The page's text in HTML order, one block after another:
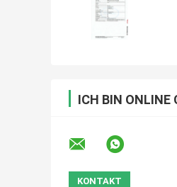
ICH BIN ONLINE